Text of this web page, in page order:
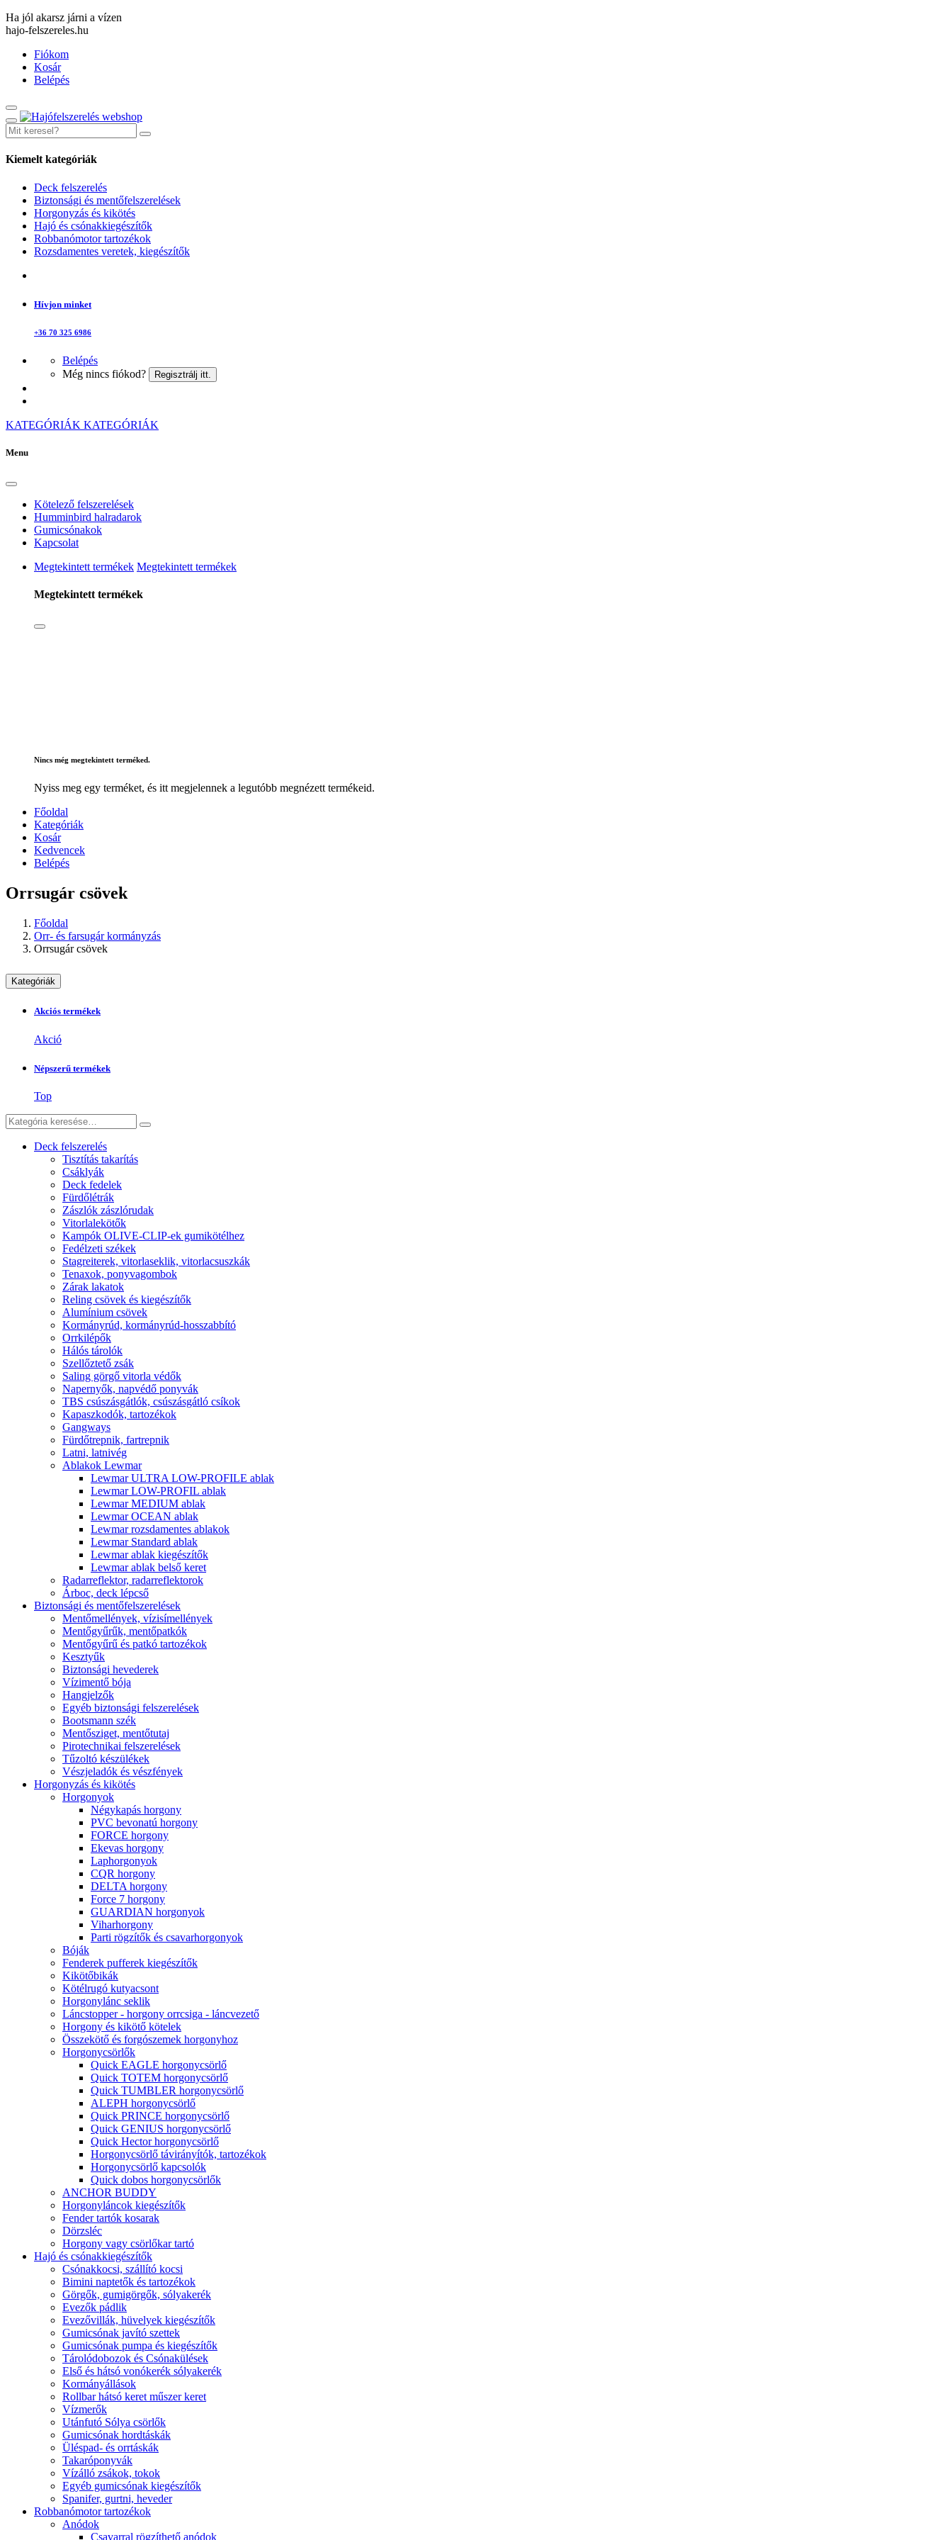
Ha jól akarsz járni a vízen
hajo-felszereles.hu
Fiókom
Kosár
Belépés
Kiemelt kategóriák
Deck felszerelés
Biztonsági és mentőfelszerelések
Horgonyzás és kikötés
Hajó és csónakkiegészítők
Robbanómotor tartozékok
Rozsdamentes veretek, kiegészítők
Hívjon minket
+36 70 325 6986
Belépés
Még nincs fiókod?
Regisztrálj itt.
KATEGÓRIÁK KATEGÓRIÁK
Menu
Kötelező felszerelések
Humminbird halradarok
Gumicsónakok
Kapcsolat
Megtekintett termékek Megtekintett termékek
Megtekintett termékek
Nincs még megtekintett terméked.
Nyiss meg egy terméket, és itt megjelennek a legutóbb megnézett termékeid.
Főoldal
Kategóriák
Kosár
Kedvencek
Belépés
Orrsugár csövek
Főoldal
Orr- és farsugár kormányzás
Orrsugár csövek
Kategóriák
Akciós termékek
Akció
Népszerű termékek
Top
Deck felszerelés
Tisztítás takarítás
Csáklyák
Deck fedelek
Fürdőlétrák
Zászlók zászlórudak
Vitorlalekötők
Kampók OLIVE-CLIP-ek gumikötélhez
Fedélzeti székek
Stagreiterek, vitorlaseklik, vitorlacsuszkák
Tenaxok, ponyvagombok
Zárak lakatok
Reling csövek és kiegészítők
Alumínium csövek
Kormányrúd, kormányrúd-hosszabbító
Orrkilépők
Hálós tárolók
Szellőztető zsák
Saling görgő vitorla védők
Napernyők, napvédő ponyvák
TBS csúszásgátlók, csúszásgátló csíkok
Kapaszkodók, tartozékok
Gangways
Fürdőtrepnik, fartrepnik
Latni, latnivég
Ablakok Lewmar
Lewmar ULTRA LOW-PROFILE ablak
Lewmar LOW-PROFIL ablak
Lewmar MEDIUM ablak
Lewmar OCEAN ablak
Lewmar rozsdamentes ablakok
Lewmar Standard ablak
Lewmar ablak kiegészítők
Lewmar ablak belső keret
Radarreflektor, radarreflektorok
Árboc, deck lépcső
Biztonsági és mentőfelszerelések
Mentőmellények, vízisímellények
Mentőgyűrűk, mentőpatkók
Mentőgyűrű és patkó tartozékok
Kesztyűk
Biztonsági hevederek
Vízimentő bója
Hangjelzők
Egyéb biztonsági felszerelések
Bootsmann szék
Mentősziget, mentőtutaj
Pirotechnikai felszerelések
Tűzoltó készülékek
Vészjeladók és vészfények
Horgonyzás és kikötés
Horgonyok
Négykapás horgony
PVC bevonatú horgony
FORCE horgony
Ekevas horgony
Laphorgonyok
CQR horgony
DELTA horgony
Force 7 horgony
GUARDIAN horgonyok
Viharhorgony
Parti rögzítők és csavarhorgonyok
Bóják
Fenderek pufferek kiegészítők
Kikötőbikák
Kötélrugó kutyacsont
Horgonylánc seklik
Láncstopper - horgony orrcsiga - láncvezető
Horgony és kikötő kötelek
Összekötő és forgószemek horgonyhoz
Horgonycsörlők
Quick EAGLE horgonycsörlő
Quick TOTEM horgonycsörlő
Quick TUMBLER horgonycsörlő
ALEPH horgonycsörlő
Quick PRINCE horgonycsörlő
Quick GENIUS horgonycsörlő
Quick Hector horgonycsörlő
Horgonycsörlő távirányítók, tartozékok
Horgonycsörlő kapcsolók
Quick dobos horgonycsörlők
ANCHOR BUDDY
Horgonyláncok kiegészítők
Fender tartók kosarak
Dörzsléc
Horgony vagy csörlőkar tartó
Hajó és csónakkiegészítők
Csónakkocsi, szállító kocsi
Bimini naptetők és tartozékok
Görgők, gumigörgők, sólyakerék
Evezők pádlik
Evezővillák, hüvelyek kiegészítők
Gumicsónak javító szettek
Gumicsónak pumpa és kiegészítők
Tárolódobozok és Csónakülések
Első és hátsó vonókerék sólyakerék
Kormányállások
Rollbar hátsó keret műszer keret
Vízmerők
Utánfutó Sólya csörlők
Gumicsónak hordtáskák
Üléspad- és orrtáskák
Takaróponyvák
Vízálló zsákok, tokok
Egyéb gumicsónak kiegészítők
Spanifer, gurtni, heveder
Robbanómotor tartozékok
Anódok
Csavarral rögzíthető anódok